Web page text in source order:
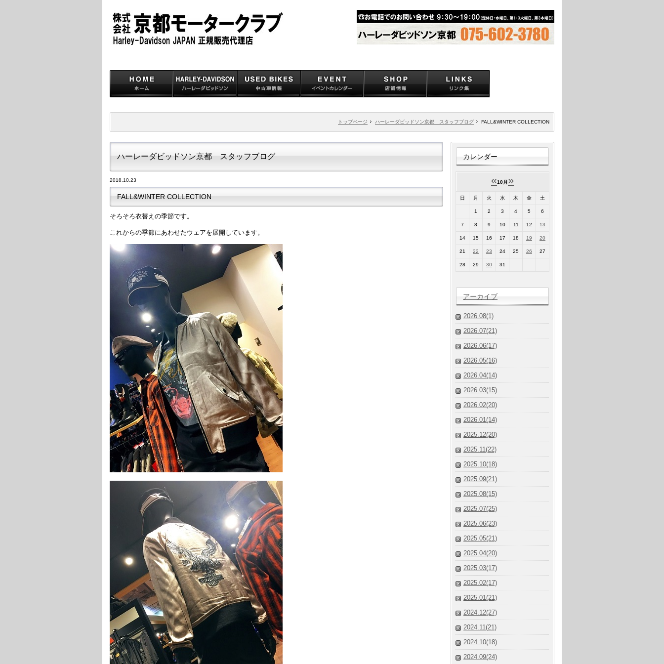
トップページ ハーレーダビッドソン京都 スタッフブログ FALL&WINTER COLLECTION
ハーレーダビッドソン京都 スタッフブログ
2018.10.23
FALL&WINTER COLLECTION
そろそろ衣替えの季節です。
これからの季節にあわせたウェアを展開しています。
カレンダー
«10月 »
日 月 火 水 木 金 土
1 2 3 4 5 6
7 8 9 10 11 12 13
14 15 16 17 18 19 20
21 22 23 24 25 26 27
28 29 30 31
アーカイブ
2026.08(1)
2026.07(21)
2026.06(17)
2026.05(16)
2026.04(14)
2026.03(15)
2026.02(20)
2026.01(14)
2025.12(20)
2025.11(22)
2025.10(18)
2025.09(21)
2025.08(15)
2025.07(25)
2025.06(23)
2025.05(21)
2025.04(20)
2025.03(17)
2025.02(17)
2025.01(21)
2024.12(27)
2024.11(21)
2024.10(18)
2024.09(24)